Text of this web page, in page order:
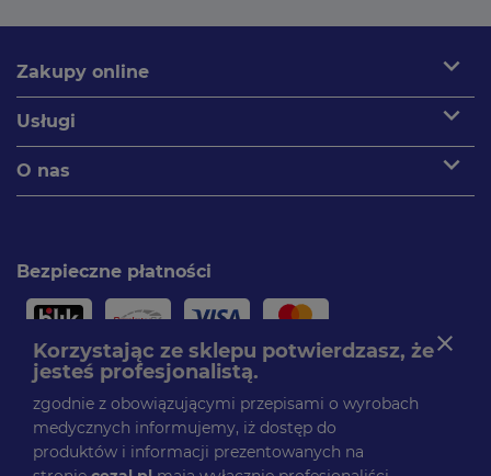
Zakupy online expand_more
Usługi expand_more
O nas expand_more
Bezpieczne płatności
Paczki dostarczamy
Korzystając ze sklepu potwierdzasz, że
jesteś profesjonalistą.
zgodnie z obowiązującymi przepisami o wyrobach
medycznych informujemy, iż dostęp do
produktów i informacji prezentowanych na
close